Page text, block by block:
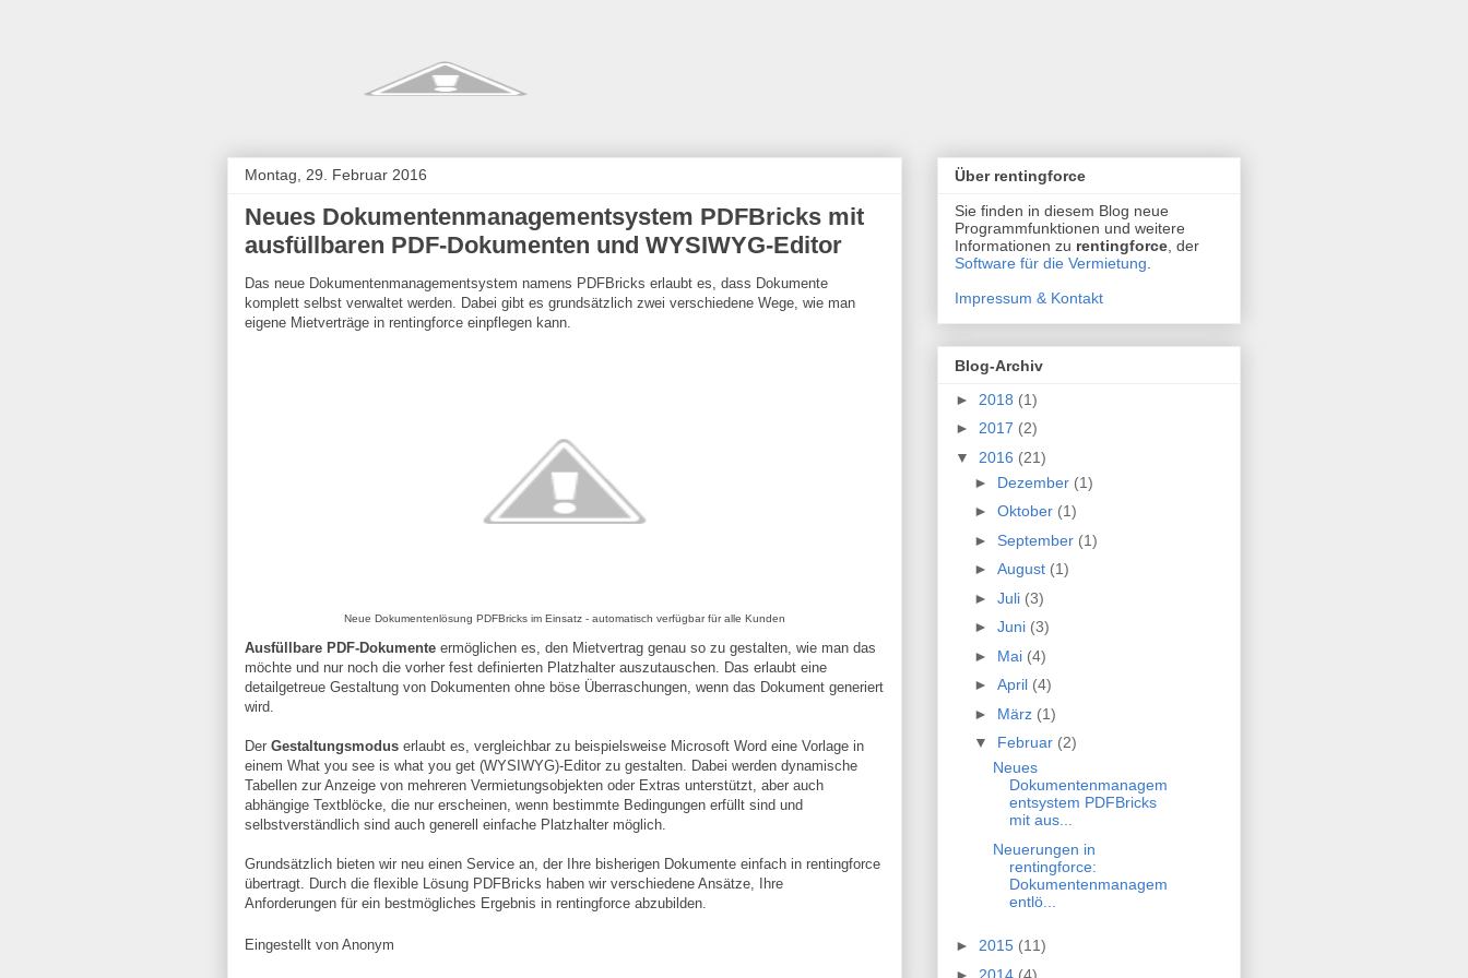
Montag, 29. Februar 2016
Neues Dokumentenmanagementsystem PDFBricks mit
ausfüllbaren PDF-Dokumenten und WYSIWYG-Editor
Das neue Dokumentenmanagementsystem namens PDFBricks erlaubt es, dass Dokumente
komplett selbst verwaltet werden. Dabei gibt es grundsätzlich zwei verschiedene Wege, wie man
eigene Mietverträge in rentingforce einpflegen kann.
Neue Dokumentenlösung PDFBricks im Einsatz - automatisch verfügbar für alle Kunden
Ausfüllbare PDF-Dokumente ermöglichen es, den Mietvertrag genau so zu gestalten, wie man das
möchte und nur noch die vorher fest definierten Platzhalter auszutauschen. Das erlaubt eine
detailgetreue Gestaltung von Dokumenten ohne böse Überraschungen, wenn das Dokument generiert
wird.
Der Gestaltungsmodus erlaubt es, vergleichbar zu beispielsweise Microsoft Word eine Vorlage in
einem What you see is what you get (WYSIWYG)-Editor zu gestalten. Dabei werden dynamische
Tabellen zur Anzeige von mehreren Vermietungsobjekten oder Extras unterstützt, aber auch
abhängige Textblöcke, die nur erscheinen, wenn bestimmte Bedingungen erfüllt sind und
selbstverständlich sind auch generell einfache Platzhalter möglich.
Grundsätzlich bieten wir neu einen Service an, der Ihre bisherigen Dokumente einfach in rentingforce
übertragt. Durch die flexible Lösung PDFBricks haben wir verschiedene Ansätze, Ihre
Anforderungen für ein bestmögliches Ergebnis in rentingforce abzubilden.
Eingestellt von Anonym
Über rentingforce
Sie finden in diesem Blog neue
Programmfunktionen und weitere
Informationen zu rentingforce, der
Software für die Vermietung.
Impressum & Kontakt
Blog-Archiv
► 2018 (1)
► 2017 (2)
▼ 2016 (21)
► Dezember (1)
► Oktober (1)
► September (1)
► August (1)
► Juli (3)
► Juni (3)
► Mai (4)
► April (4)
► März (1)
▼ Februar (2)
Neues
Dokumentenmanagem
entsystem PDFBricks
mit aus...
Neuerungen in
rentingforce:
Dokumentenmanagem
entlö...
► 2015 (11)
► 2014 (4)